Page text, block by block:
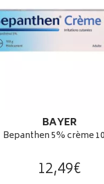
BAYER
Bepanthen 5% crème
12,49€